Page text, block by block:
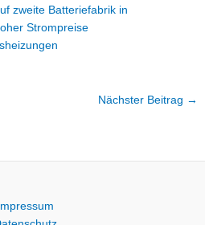
zweite Batteriefabrik in
Strompreise
Nächster Beitrag →
Impressum